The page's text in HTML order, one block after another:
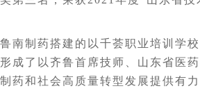
鲁南制药搭建的以千荟职业培训学
形成了以齐鲁首席技师、山东省医
制药和社会高质量转型发展提供有力